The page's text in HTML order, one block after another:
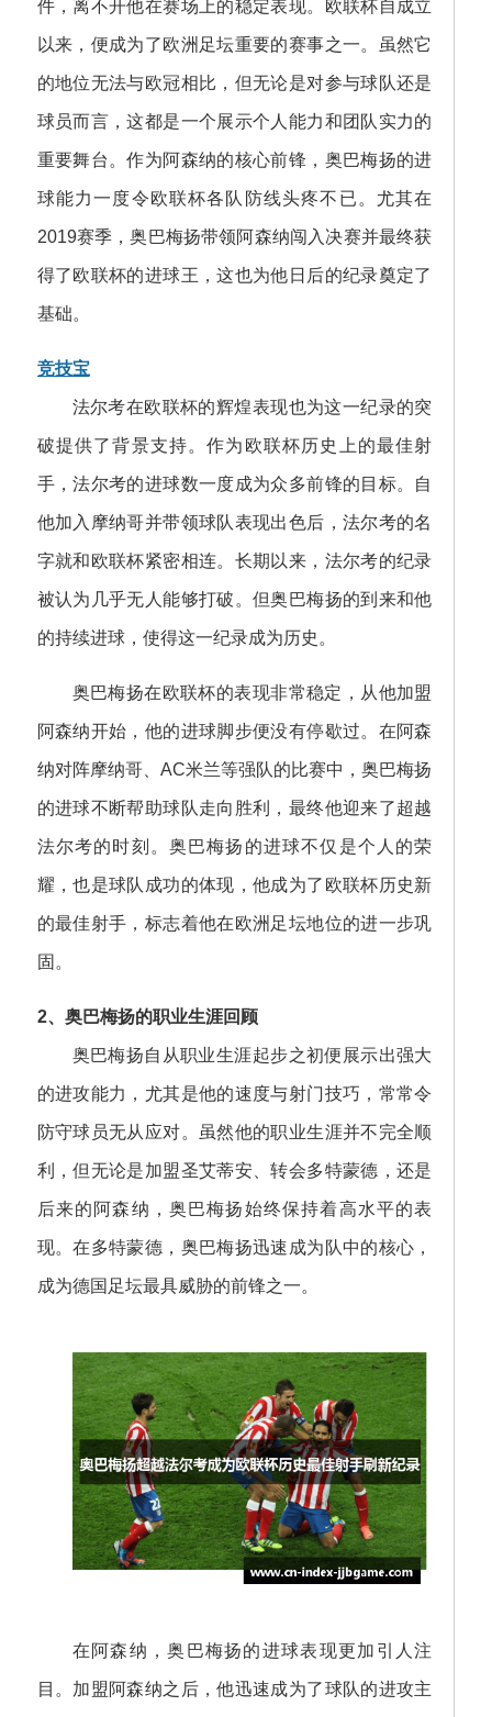
件，离不开他在赛场上的稳定表现。欧联杯自成立
以来，便成为了欧洲足坛重要的赛事之一。虽然它
的地位无法与欧冠相比，但无论是对参与球队还是
球员而言，这都是一个展示个人能力和团队实力的
重要舞台。作为阿森纳的核心前锋，奥巴梅扬的进
球能力一度令欧联杯各队防线头疼不已。尤其在
2019赛季，奥巴梅扬带领阿森纳闯入决赛并最终获
得了欧联杯的进球王，这也为他日后的纪录奠定了
基础。
竞技宝
法尔考在欧联杯的辉煌表现也为这一纪录的突
破提供了背景支持。作为欧联杯历史上的最佳射
手，法尔考的进球数一度成为众多前锋的目标。自
他加入摩纳哥并带领球队表现出色后，法尔考的名
字就和欧联杯紧密相连。长期以来，法尔考的纪录
被认为几乎无人能够打破。但奥巴梅扬的到来和他
的持续进球，使得这一纪录成为历史。
奥巴梅扬在欧联杯的表现非常稳定，从他加盟
阿森纳开始，他的进球脚步便没有停歇过。在阿森
纳对阵摩纳哥、AC米兰等强队的比赛中，奥巴梅扬
的进球不断帮助球队走向胜利，最终他迎来了超越
法尔考的时刻。奥巴梅扬的进球不仅是个人的荣
耀，也是球队成功的体现，他成为了欧联杯历史新
的最佳射手，标志着他在欧洲足坛地位的进一步巩
固。
2、奥巴梅扬的职业生涯回顾
奥巴梅扬自从职业生涯起步之初便展示出强大
的进攻能力，尤其是他的速度与射门技巧，常常令
防守球员无从应对。虽然他的职业生涯并不完全顺
利，但无论是加盟圣艾蒂安、转会多特蒙德，还是
后来的阿森纳，奥巴梅扬始终保持着高水平的表
现。在多特蒙德，奥巴梅扬迅速成为队中的核心，
成为德国足坛最具威胁的前锋之一。
在阿森纳，奥巴梅扬的进球表现更加引人注
目。加盟阿森纳之后，他迅速成为了球队的进攻主